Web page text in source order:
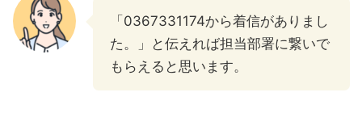
「0367331174から着信がありまし
た。」と伝えれば担当部署に繋いで
もらえると思います。